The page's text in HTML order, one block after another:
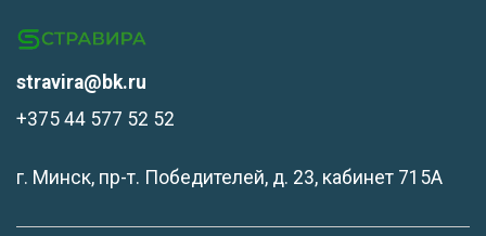
stravira@bk.ru
+375 44 577 52 52
г. Минск, пр-т. Победителей, д. 23, кабинет 715А